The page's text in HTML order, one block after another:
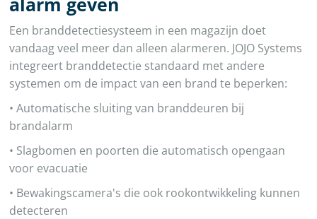
Een branddetectiesysteem in een magazijn doet
vandaag veel meer dan alleen alarmeren. JOJO Systems
integreert branddetectie standaard met andere
systemen om de impact van een brand te beperken:
• Automatische sluiting van branddeuren bij
brandalarm
• Slagbomen en poorten die automatisch opengaan
voor evacuatie
• Bewakingscamera's die ook rookontwikkeling kunnen
detecteren